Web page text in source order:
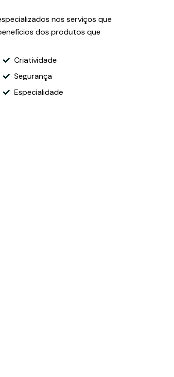
nos serviços que
dos produtos que
Criatividade
Segurança
Especialidade